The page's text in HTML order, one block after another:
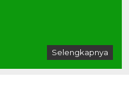
Selengkapnya